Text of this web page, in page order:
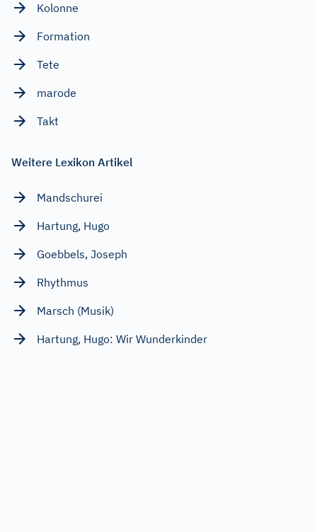
Kolonne
Formation
Tete
marode
Takt
Weitere Lexikon Artikel
Mandschurei
Hartung, Hugo
Goebbels, Joseph
Rhythmus
Marsch (Musik)
Hartung, Hugo: Wir Wunderkinder